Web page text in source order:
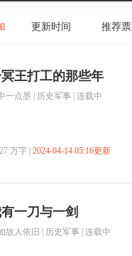
更新时间 推荐票
王打工的那些年
一点墨 历史军事 | 连载中
万字 | 2024-04-14 05:16更新
一刀与一剑
故人依旧 历史军事 | 连载中